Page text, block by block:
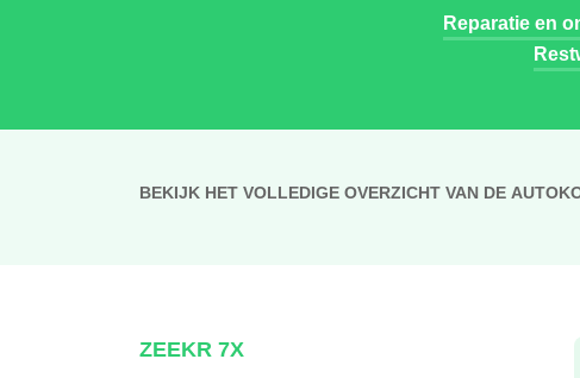
Reparatie en
BEKIJK HET VOLLEDIGE OVERZICHT VAN DE
ZEEKR 7X